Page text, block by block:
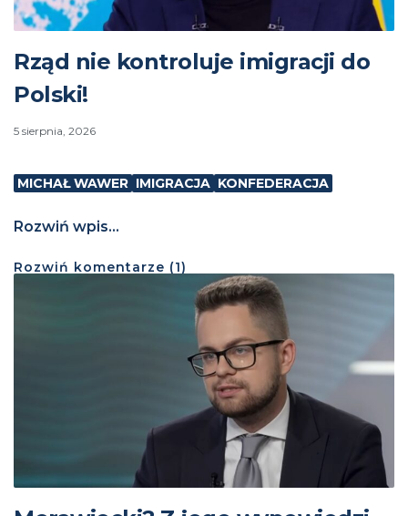
Rząd nie kontroluje imigracji do
Polski!
5 sierpnia, 2026
MICHAŁ WAWER IMIGRACJA KONFEDERACJA
Rozwiń wpis...
Rozwiń komentarze (1)